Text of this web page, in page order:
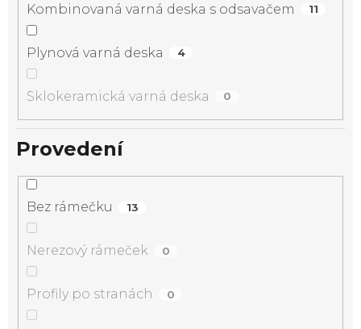
Kombinovaná varná deska s odsavačem 11
Plynová varná deska 4
Sklokeramická varná deska 0
Provedení
Bez rámečku 13
Nerezový rámeček 0
Profily po stranách 0